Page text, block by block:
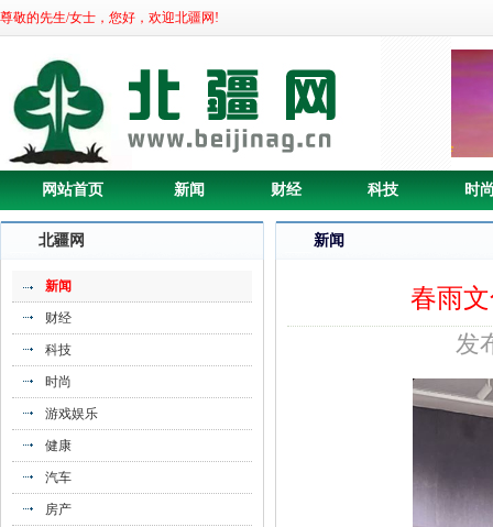
尊敬的先生/女士，您好，欢迎北疆网!
网站首页 新闻 财经 科技 时
北疆网
新闻
财经
科技
时尚
游戏娱乐
健康
汽车
房产
《首届黄河（山东惠民）国际马拉松震撼
开》
《芬兰雅威联手金茂府 打响“城市空气革
命》
新闻
春雨
发